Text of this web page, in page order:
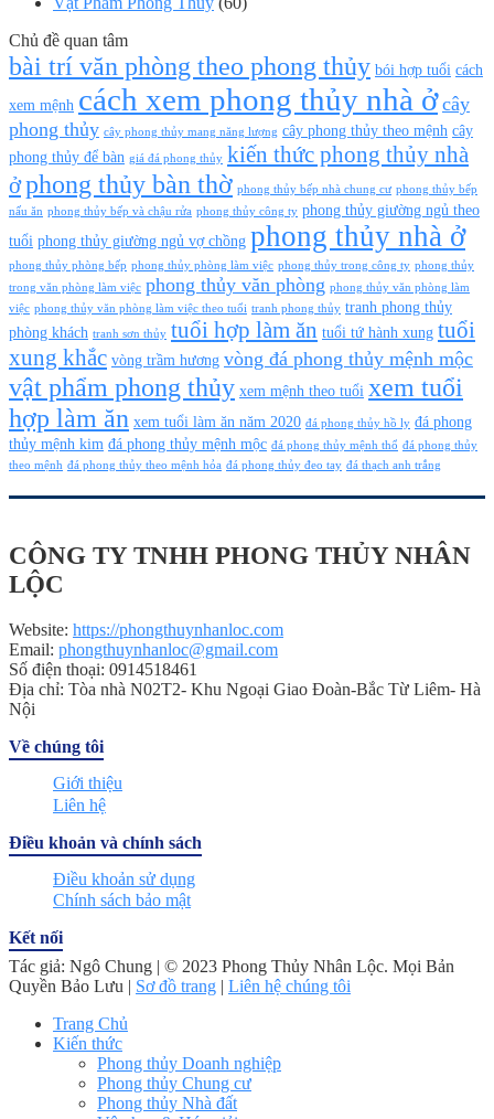
Chủ đề quan tâm
bài trí văn phòng theo phong thủy bói hợp tuổi cách
xem mệnh cách xem phong thủy nhà ở cây
phong thủy cây phong thủy mang năng lượng cây phong thủy theo mệnh cây
phong thủy để bàn giá đá phong thủy kiến thức phong thủy nhà
ởphong thủy bàn thờ phong thủy bếp nhà chung cư phong thủy bếp
nấu ăn phong thủy bếp và chậu rửa phong thủy công ty phong thủy giường ngủ theo
tuổi phong thủy giường ngủ vợ chồng phong thủy nhà ở
phong thủy phòng bếp phong thủy phòng làm việc phong thủy trong công ty phong thủy
trong văn phòng làm việc phong thủy văn phòng phong thủy văn phòng làm
việc phong thủy văn phòng làm việc theo tuổi tranh phong thủy tranh phong thủy
phòng khách tranh sơn thủy tuổi hợp làm ăn tuổi tứ hành xung tuổi
xung khắc vòng trầm hương vòng đá phong thủy mệnh mộc
vật phẩm phong thủy xem mệnh theo tuổi xem tuổi
hợp làm ăn xem tuổi làm ăn năm 2020 đá phong thủy hồ ly đá phong
thủy mệnh kim đá phong thủy mệnh mộc đá phong thủy mệnh thổ đá phong thủy
theo mệnh đá phong thủy theo mệnh hỏa đá phong thủy đeo tay đá thạch anh trắng
CÔNG TY TNHH PHONG THỦY NHÂN
LỘC
Website: https://phongthuynhanloc.com
Email: phongthuynhanloc@gmail.com
Số điện thoại: 0914518461
Địa chỉ: Tòa nhà N02T2- Khu Ngoại Giao Đoàn-Bắc Từ Liêm- Hà
Nội
Về chúng tôi
Giới thiệu
Liên hệ
Điều khoản và chính sách
Điều khoản sử dụng
Chính sách bảo mật
Kết nối
Tác giả: Ngô Chung | © 2023 Phong Thủy Nhân Lộc. Mọi Bản
Quyền Bảo Lưu | Sơ đồ trang | Liên hệ chúng tôi
Trang Chủ
Kiến thức
Phong thủy Doanh nghiệp
Phong thủy Chung cư
Phong thủy Nhà đất